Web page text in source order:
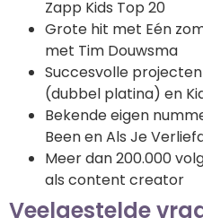
Zapp Kids Top 20
Grote hit met Eén
met Tim Douwsma
Succesvolle
(dubbel platina) en
Bekende eigen
Been en Als Je
Meer dan 200.000
als content creator
Veelgestelde